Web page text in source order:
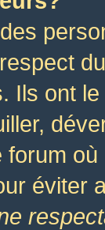
Ils ont
éviter